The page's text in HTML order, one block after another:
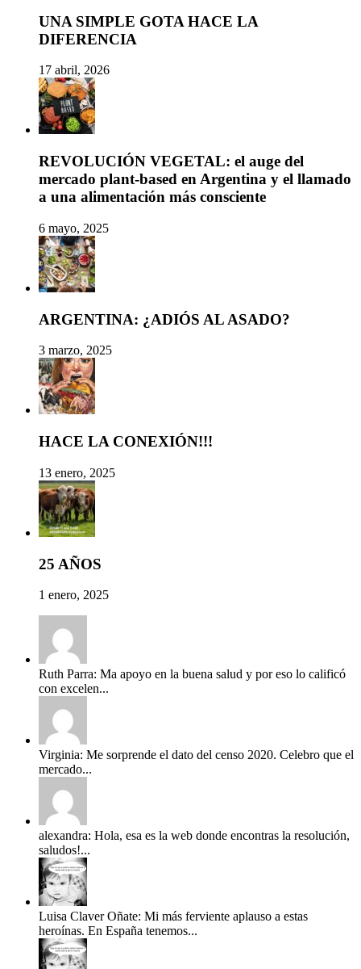
UNA SIMPLE GOTA HACE LA
DIFERENCIA
17 abril, 2026
REVOLUCIÓN VEGETAL: el auge del
mercado plant-based en Argentina y el llamado
a una alimentación más consciente
6 mayo, 2025
ARGENTINA: ¿ADIÓS AL ASADO?
3 marzo, 2025
HACE LA CONEXIÓN!!!
13 enero, 2025
25 AÑOS
1 enero, 2025
Ruth Parra: Ma apoyo en la buena salud y por eso lo calificó
con excelen...
Virginia: Me sorprende el dato del censo 2020. Celebro que el
mercado...
alexandra: Hola, esa es la web donde encontras la resolución,
saludos!...
Luisa Claver Oñate: Mi más ferviente aplauso a estas
heroínas. En España tenemos...